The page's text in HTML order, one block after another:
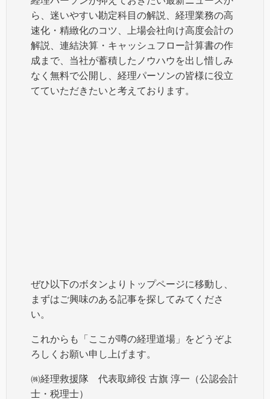
ら、迷いやすい勘定科目の解説、経理業務の高
速化・精緻化のコツ、上場会社向け高度会計の
解説、連結決算・キャッシュフロー計算書の作
成まで、当社が蓄積したノウハウを出し惜しみ
なく無料で公開し、経理パーソンの皆様に役立
てていただきたいと考えております。
ぜひ以下のボタンよりトップページに移動し、
まずはご興味のある記事を探してみてくださ
い。
これからも「ここが噂の経理道場」をどうぞよ
ろしくお願い申し上げます。
㈱経理救援隊 代表取締役 古旗 淳一（公認会計
士・税理士）